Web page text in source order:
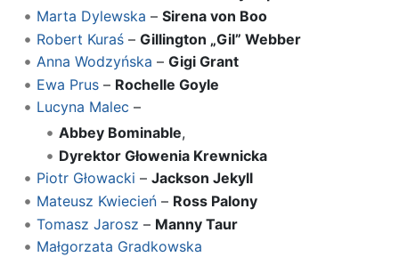
Marta Dylewska – Sirena von Boo
Robert Kuraś– Gillington „Gil” Webber
Anna Wodzyńska – Gigi Grant
Ewa Prus– Rochelle Goyle
Lucyna Malec –
Abbey Bominable,
Dyrektor Głowenia Krewnicka
Piotr Głowacki – Jackson Jekyll
Mateusz Kwiecień– Ross Palony
Tomasz Jarosz – Manny Taur
Małgorzata Gradkowska